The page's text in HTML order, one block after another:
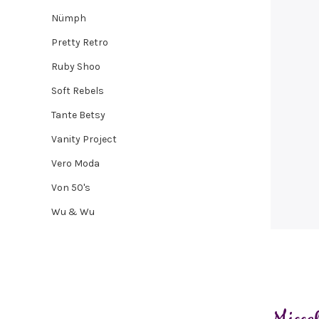
Nümph
Pretty Retro
Ruby Shoo
Soft Rebels
Tante Betsy
Vanity Project
Vero Moda
Von 50's
Wu & Wu